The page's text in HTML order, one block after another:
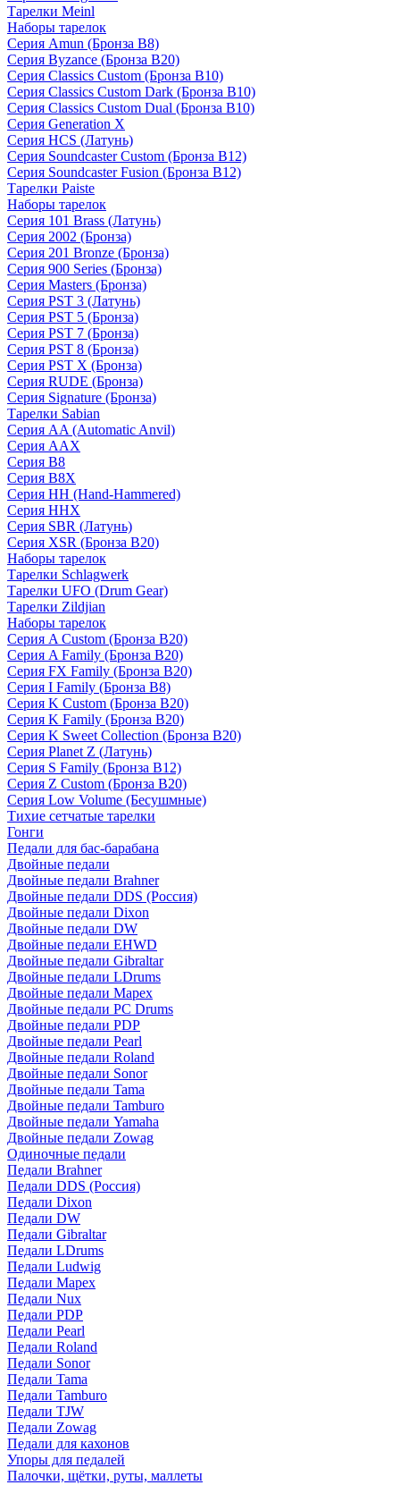
Тарелки Meinl
Наборы тарелок
Серия Amun (Бронза B8)
Серия Byzance (Бронза B20)
Серия Classics Custom (Бронза B10)
Серия Classics Custom Dark (Бронза B10)
Серия Classics Custom Dual (Бронза B10)
Серия Generation X
Серия HCS (Латунь)
Серия Soundcaster Custom (Бронза B12)
Серия Soundcaster Fusion (Бронза B12)
Тарелки Paiste
Наборы тарелок
Серия 101 Brass (Латунь)
Серия 2002 (Бронза)
Серия 201 Bronze (Бронза)
Серия 900 Series (Бронза)
Серия Masters (Бронза)
Серия PST 3 (Латунь)
Серия PST 5 (Бронза)
Серия PST 7 (Бронза)
Серия PST 8 (Бронза)
Серия PST X (Бронза)
Серия RUDE (Бронза)
Серия Signature (Бронза)
Тарелки Sabian
Серия AA (Automatic Anvil)
Серия AAX
Серия B8
Серия B8X
Серия HH (Hand-Hammered)
Серия HHX
Серия SBR (Латунь)
Серия XSR (Бронза B20)
Наборы тарелок
Тарелки Schlagwerk
Тарелки UFO (Drum Gear)
Тарелки Zildjian
Наборы тарелок
Серия A Custom (Бронза B20)
Серия A Family (Бронза B20)
Серия FX Family (Бронза B20)
Серия I Family (Бронза B8)
Серия K Custom (Бронза B20)
Серия K Family (Бронза B20)
Серия K Sweet Collection (Бронза B20)
Серия Planet Z (Латунь)
Серия S Family (Бронза B12)
Серия Z Custom (Бронза B20)
Серия Low Volume (Бесушмные)
Тихие сетчатые тарелки
Гонги
Педали для бас-барабана
Двойные педали
Двойные педали Brahner
Двойные педали DDS (Россия)
Двойные педали Dixon
Двойные педали DW
Двойные педали EHWD
Двойные педали Gibraltar
Двойные педали LDrums
Двойные педали Mapex
Двойные педали PC Drums
Двойные педали PDP
Двойные педали Pearl
Двойные педали Roland
Двойные педали Sonor
Двойные педали Tama
Двойные педали Tamburo
Двойные педали Yamaha
Двойные педали Zowag
Одиночные педали
Педали Brahner
Педали DDS (Россия)
Педали Dixon
Педали DW
Педали Gibraltar
Педали LDrums
Педали Ludwig
Педали Mapex
Педали Nux
Педали PDP
Педали Pearl
Педали Roland
Педали Sonor
Педали Tama
Педали Tamburo
Педали TJW
Педали Zowag
Педали для кахонов
Упоры для педалей
Палочки, щётки, руты, маллеты